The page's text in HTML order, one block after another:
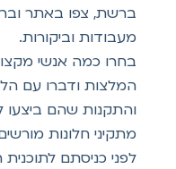
ברשת, צפו באתר
מעבודות וביקורות.
בחרו כמה אנשי
המלצות ודברו עם
והתקנות שהם ביצעו
מתקיני חלונות
לפני כניסתם